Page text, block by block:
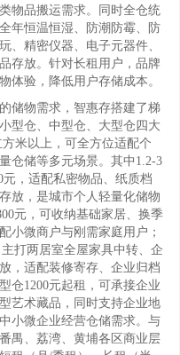
物品搬运需求。同时全仓统
年恒温恒湿、防潮防霉、防
、精密仪器、电子元器件、
存放。针对长租用户，品牌
体验，降低用户存储成本。
物需求，智惠存搭建了梯
型仓、中型仓、大型仓四大
米以上，可全方位适配个
仓储等多元场景。其中1.2-3
，适配私密物品、纸质档
放，是城市个人轻量化储物
元，可收纳基础家居、换季
小微商户与刚需家庭用户；
打两居室全屋家具中转、企
，适配装修寄存、企业归档
仓1200元起租，可承接企业
艺术藏品，同时支持企业地
小微企业经营仓储需求。与
禺、荔湾、黄埔各区商业层